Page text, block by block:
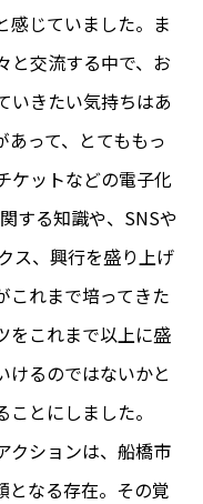
感じていました。ま
と交流する中で、お
いきたい気持ちはあ
って、とてももっ
ケットなどの電子化
する知識や、SNSや
ス、興行を盛り上げ
これまで培ってきた
をこれまで以上に盛
けるのではないかと
とにしました。
クションは、船橋市
となる存在。その覚